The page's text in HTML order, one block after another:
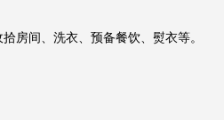
房间、洗衣、预备餐饮、熨衣等。